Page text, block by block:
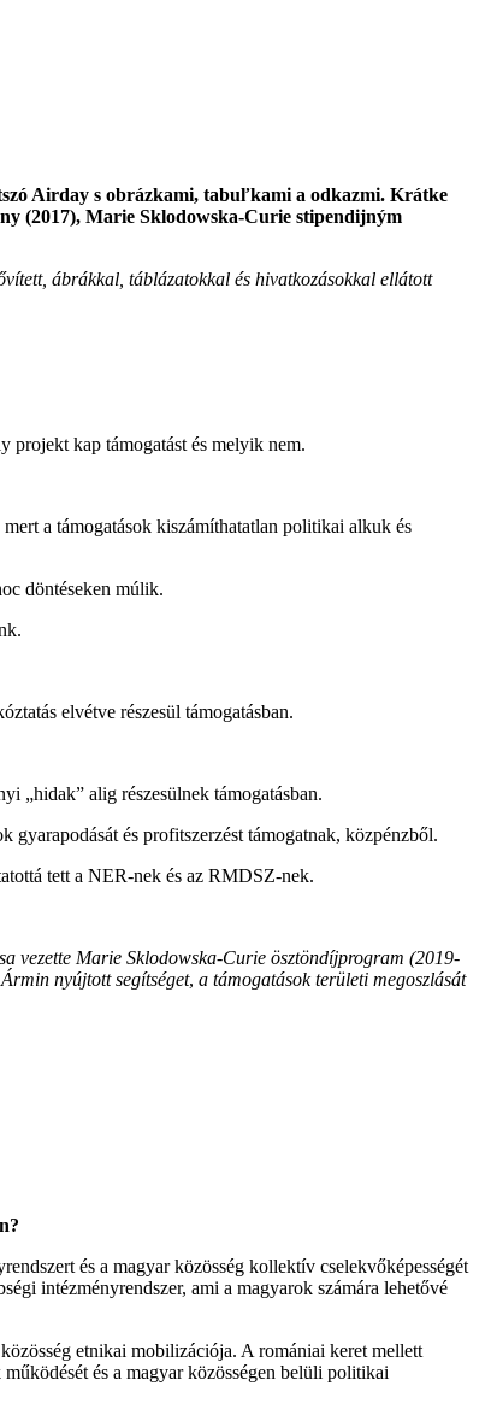
Airday s obrázkami, tabuľkami a odkazmi. Krátke
(2017), Marie Sklodowska-Curie stipendijným
ábrákkal, táblázatokkal és hivatkozásokkal ellátott
projekt kap támogatást és melyik nem.
a támogatások kiszámíthatatlan politikai alkuk és
döntéseken múlik.
elvétve részesül támogatásban.
„hidak” alig részesülnek támogatásban.
gyarapodását és profitszerzést támogatnak, közpénzből.
tett a NER-nek és az RMDSZ-nek.
vezette Marie Sklodowska-Curie ösztöndíjprogram (2019-
nyújtott segítséget, a támogatások területi megoszlását
és a magyar közösség kollektív cselekvőképességét
intézményrendszer, ami a magyarok számára lehetővé
etnikai mobilizációja. A romániai keret mellett
és a magyar közösségen belüli politikai